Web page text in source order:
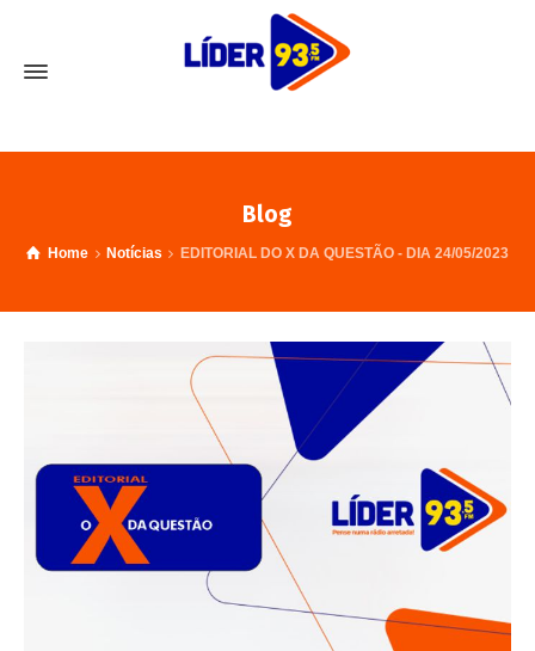
Blog
Home Notícias EDITORIAL DO X DA QUESTÃO - DIA 24/05/2023